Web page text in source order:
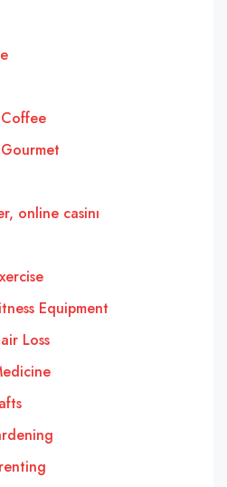
online casinı
Equipment
Loss